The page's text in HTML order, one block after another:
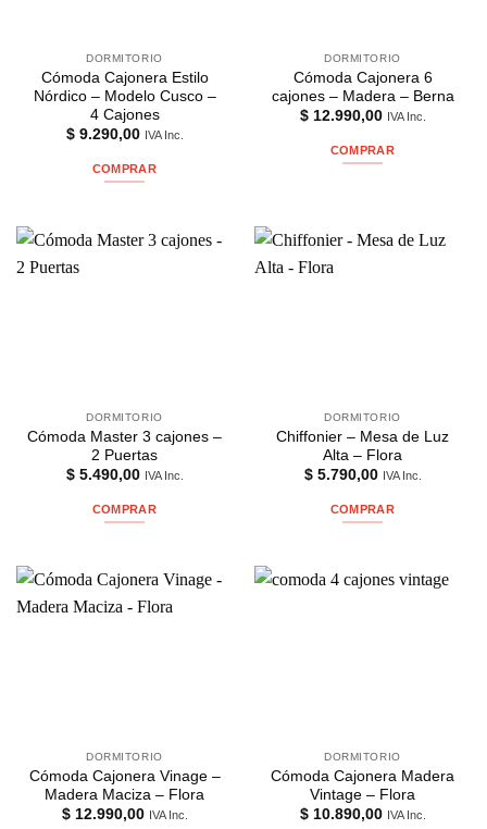
DORMITORIO
Cómoda Cajonera Estilo
Nórdico – Modelo Cusco –
4 Cajones
$9.290,00 IVA Inc.
COMPRAR
DORMITORIO
Cómoda Cajonera 6
cajones – Madera – Berna
$12.990,00 IVA Inc.
COMPRAR
DORMITORIO
Cómoda Master 3 cajones –
2 Puertas
$5.490,00 IVA Inc.
COMPRAR
DORMITORIO
Chiffonier – Mesa de Luz
Alta – Flora
$5.790,00 IVA Inc.
COMPRAR
DORMITORIO
Cómoda Cajonera Vinage –
Madera Maciza – Flora
$12.990,00 IVA Inc.
DORMITORIO
Cómoda Cajonera Madera
Vintage – Flora
$10.890,00 IVA Inc.